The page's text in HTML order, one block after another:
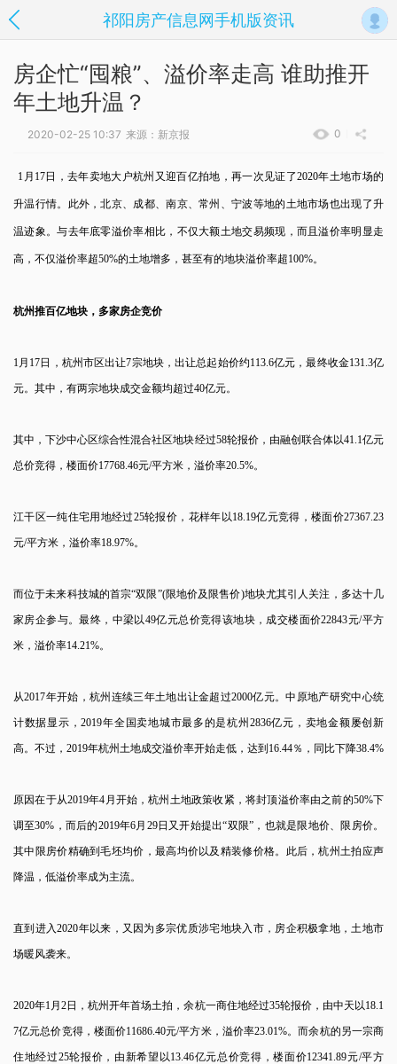
祁阳房产信息网手机版资讯
房企忙“囤粮”、溢价率走高 谁助推开
年土地升温？
0
2020-02-25 10:37 来源：新京报
1月17日，去年卖地大户杭州又迎百亿拍地，再一次见证了2020年土地市场的
升温行情。此外，北京、成都、南京、常州、宁波等地的土地市场也出现了升
温迹象。与去年底零溢价率相比，不仅大额土地交易频现，而且溢价率明显走
高，不仅溢价率超50%的土地增多，甚至有的地块溢价率超100%。
杭州推百亿地块，多家房企竞价
1月17日，杭州市区出让7宗地块，出让总起始价约113.6亿元，最终收金131.3亿
元。其中，有两宗地块成交金额均超过40亿元。
其中，下沙中心区综合性混合社区地块经过58轮报价，由融创联合体以41.1亿元
总价竞得，楼面价17768.46元/平方米，溢价率20.5%。
江干区一纯住宅用地经过25轮报价，花样年以18.19亿元竞得，楼面价27367.23
元/平方米，溢价率18.97%。
而位于未来科技城的首宗“双限”(限地价及限售价)地块尤其引人关注，多达十几
家房企参与。最终，中梁以49亿元总价竞得该地块，成交楼面价22843元/平方
米，溢价率14.21%。
从2017年开始，杭州连续三年土地出让金超过2000亿元。中原地产研究中心统
计数据显示，2019年全国卖地城市最多的是杭州2836亿元，卖地金额屡创新
高。不过，2019年杭州土地成交溢价率开始走低，达到16.44％，同比下降38.4%
原因在于从2019年4月开始，杭州土地政策收紧，将封顶溢价率由之前的50%下
调至30%，而后的2019年6月29日又开始提出“双限”，也就是限地价、限房价。
其中限房价精确到毛坯均价，最高均价以及精装修价格。此后，杭州土拍应声
降温，低溢价率成为主流。
直到进入2020年以来，又因为多宗优质涉宅地块入市，房企积极拿地，土地市
场暖风袭来。
2020年1月2日，杭州开年首场土拍，余杭一商住地经过35轮报价，由中天以18.1
7亿元总价竞得，楼面价11686.40元/平方米，溢价率23.01%。而余杭的另一宗商
住地经过25轮报价，由新希望以13.46亿元总价竞得，楼面价12341.89元/平方